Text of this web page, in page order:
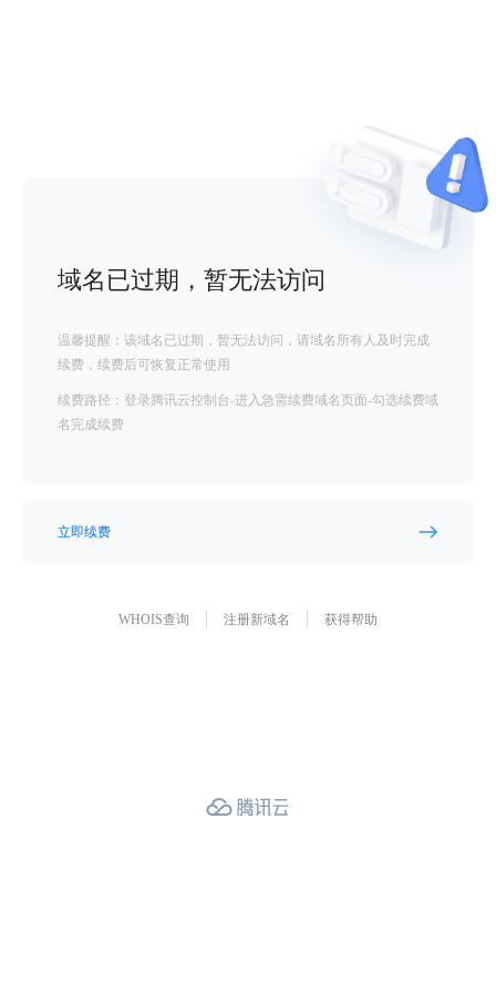
域名已过期，暂无法访问
温馨提醒：该域名已过期，暂无法访问，请域名所有人及时完成
续费，续费后可恢复正常使用
续费路径：登录腾讯云控制台-进入急需续费域名页面-勾选续费域
名完成续费
立即续费
WHOIS查询 注册新域名 获得帮助